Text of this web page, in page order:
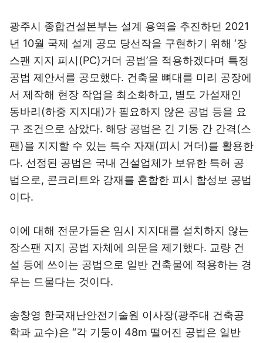
광주시 종합건설본부는 설계 용역을 추진하던 2021
년 10월 국제 설계 공모 당선작을 구현하기 위해 ‘장
스팬 지지 피시(PC)거더 공법’을 적용하겠다며 특정
공법 제안서를 공모했다. 건축물 뼈대를 미리 공장에
서 제작해 현장 작업을 최소화하고, 별도 가설재인
동바리(하중 지지대)가 필요하지 않은 공법 등을 요
구 조건으로 삼았다. 해당 공법은 긴 기둥 간 간격(스
팬)을 지지할 수 있는 특수 자재(피시 거더)를 활용한
다. 선정된 공법은 국내 건설업체가 보유한 특허 공
법으로, 콘크리트와 강재를 혼합한 피시 합성보 공법
이다.
이에 대해 전문가들은 임시 지지대를 설치하지 않는
장스팬 지지 공법 자체에 의문을 제기했다. 교량 건
설 등에 쓰이는 공법으로 일반 건축물에 적용하는 경
우는 드물다는 것이다.
송창영 한국재난안전기술원 이사장(광주대 건축공
학과 교수)은 “각 기둥이 48m 떨어진 공법은 일반